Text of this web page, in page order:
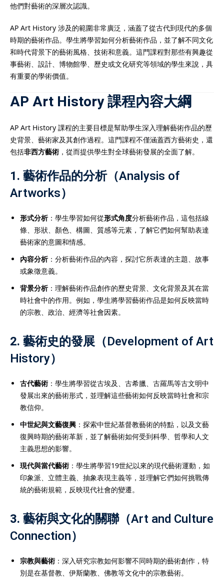
他們對藝術的深層次認識。
AP Art History 涉及的範圍非常廣泛，涵蓋了從古代到現代的多個
時期的藝術作品。學生將學習如何分析藝術作品，並了解不同文化
和時代背景下的藝術風格、技術和意義。這門課程對那些有興趣從
事藝術、設計、博物館學、歷史或文化研究等領域的學生來說，具
有重要的學術價值。
AP Art History 課程內容大綱
AP Art History 課程的主要目標是幫助學生深入理解藝術作品的歷
史背景、藝術家及其創作過程。這門課程不僅涵蓋西方藝術史，還
包括非西方藝術 ，從而提供學生對全球藝術發展的全面了解。
1. 藝術作品的分析（Analysis of
Artworks）
形式分析：學生學習如何從形式角度分析藝術作品，這包括線
條、形狀、顏色、構圖、質感等元素，了解它們如何幫助表達
藝術家的意圖和情感。
內容分析：分析藝術作品的內容，探討它所表達的主題、故事
或象徵意義。
背景分析：理解藝術作品創作的歷史背景、文化背景及其在當
時社會中的作用。例如，學生將學習藝術作品是如何反映當時
的宗教、政治、經濟等社會因素。
2. 藝術史的發展（Development of Art
History）
古代藝術 ：學生將學習從古埃及、古希臘、古羅馬等古文明中
發展出來的藝術形式，並理解這些藝術如何反映當時社會和宗
教信仰。
中世紀與文藝復興 ：探索中世紀基督教藝術的特點，以及文藝
復興時期的藝術革新，並了解藝術如何受到科學、哲學和人文
主義思想的影響。
現代與當代藝術 ：學生將學習19世紀以來的現代藝術運動，如
印象派、立體主義、抽象表現主義等，並理解它們如何挑戰傳
統的藝術規範，反映現代社會的變遷。
3. 藝術與文化的關聯（Art and Culture
Connection）
宗教與藝術 ：深入研究宗教如何影響不同時期的藝術創作，特
別是在基督教、伊斯蘭教、佛教等文化中的宗教藝術。